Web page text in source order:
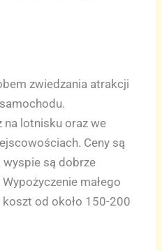
zwiedzania atrakcji
na lotnisku oraz we
Ceny są
wyspie są dobrze
małego
od około 150-200